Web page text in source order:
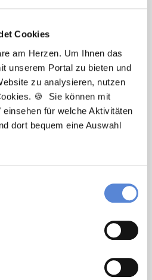
Cookies
am Herzen. Um Ihnen das
unserem Portal zu bieten und
zu analysieren, nutzen
🍪 Sie können mit
für welche Aktivitäten
dort bequem eine Auswahl
🌟
w/d) in Voll- oder
in Enger in Voll-
🌟